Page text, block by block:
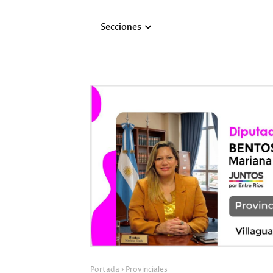
Secciones
Portada Provinciales